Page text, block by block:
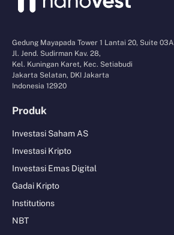
Gedung Mayapada Tower 1 Lantai 20, Suite 03A
Jl. Jend. Sudirman Kav. 28,
Kel. Kuningan Karet, Kec. Setiabudi
Jakarta Selatan, DKI Jakarta
Indonesia 12920
Produk
Investasi Saham AS
Investasi Kripto
Investasi Emas Digital
Gadai Kripto
Institutions
NBT